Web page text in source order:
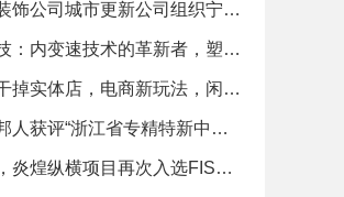
中建八局装饰公司城市更新公司组织宁波轨道交通8号线一期及场段评杯创优培训交流会
洛梵狄科技：内变速技术的革新者，塑造未来骑行新趋势
线上大陆干掉实体店，电商新玩法，闲来无事，聊聊天，闲置商品换来换去，换心情，
喜报！衣邦人获评“浙江省专精特新中小企业”
再加两个，炎煌纵横项目再次入选FISCO年度标杆案例